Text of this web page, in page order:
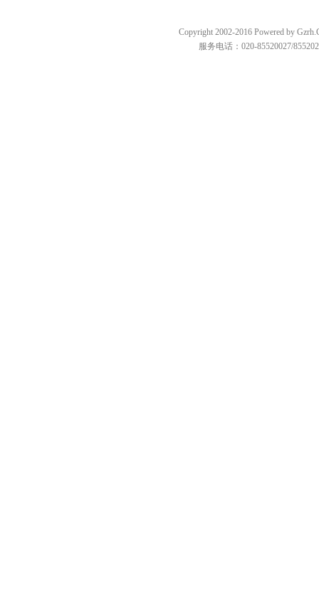
Copyright 2002-2016 Powered by
服务电话：020-85520027/